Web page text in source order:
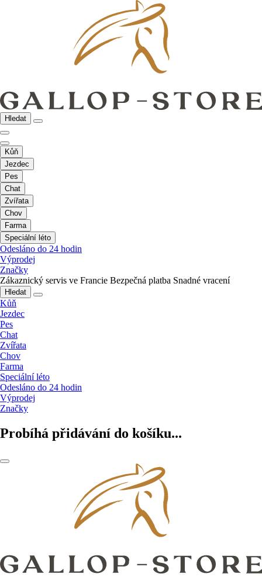
Hledat
Kůň
Jezdec
Pes
Chat
Zvířata
Chov
Farma
Speciální léto
Odesláno do 24 hodin
Výprodej
Značky
Zákaznický servis ve Francie Bezpečná platba Snadné vracení
Hledat
Kůň
Jezdec
Pes
Chat
Zvířata
Chov
Farma
Speciální léto
Odesláno do 24 hodin
Výprodej
Značky
Probíhá přidávání do košíku...